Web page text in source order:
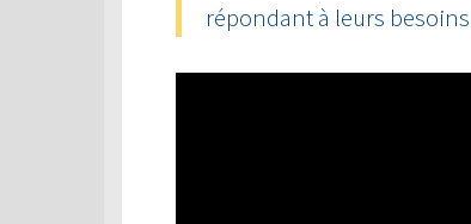
répondant à leurs